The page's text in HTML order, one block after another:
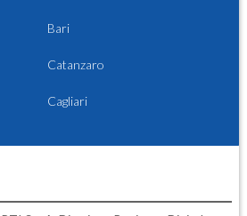
Bari
Catanzaro
Cagliari